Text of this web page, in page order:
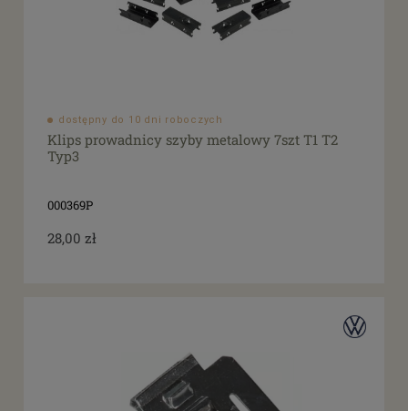
dostępny do 10 dni roboczych
Klips prowadnicy szyby metalowy 7szt T1 T2
Typ3
000369P
28,00 zł